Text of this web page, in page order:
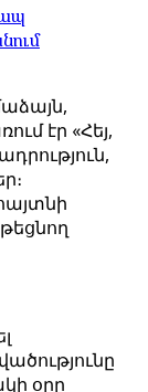
էր «Հեյ,
օրը